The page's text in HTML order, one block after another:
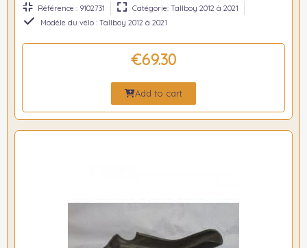
Référence : 9102731
Catégorie: Tallboy 2012 à 2021
Modèle du vélo : Tallboy 2012 à 2021
€69.30
Add to cart